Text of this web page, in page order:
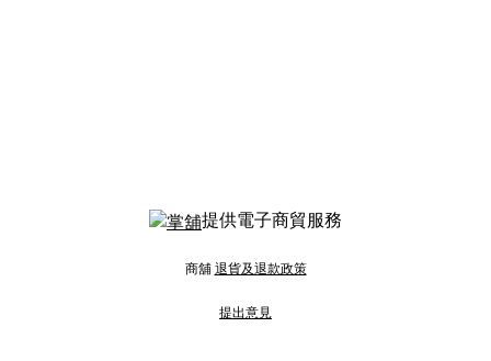
提供電子商貿服務
商舖 退貨及退款政策
提出意見